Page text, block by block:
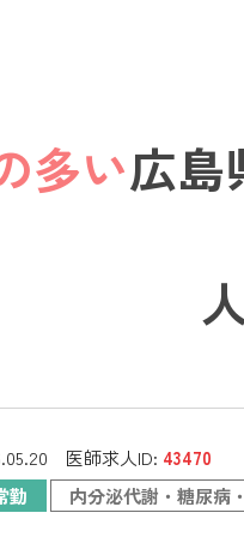
多い広島
医師求人ID: 43470
勤 内分泌代謝・糖尿病